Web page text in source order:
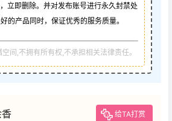
立即删除。并对发布账号进行永久封禁处
的产品同时，保证优秀的服务质量。
间,不拥有所有权,不承担相关法律责任。
给TA打赏